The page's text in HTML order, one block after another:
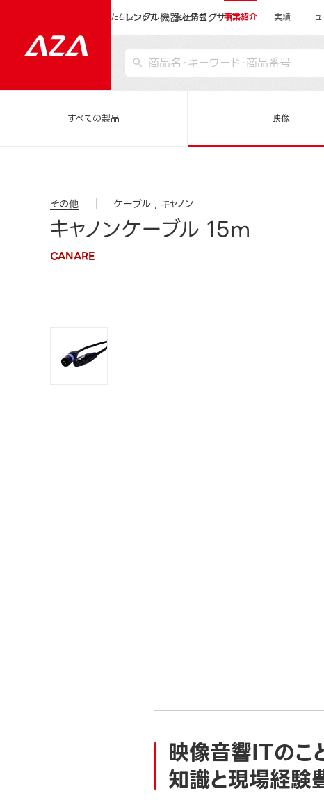
レンタル機器カタログサイト
私たちについて 会社情報 事業紹介 実績 ニ
すべての製品 映像
その他 ケーブル キャノン
キャノンケーブル 15m
CANARE
映像音響ITのこ
知識と現場経験